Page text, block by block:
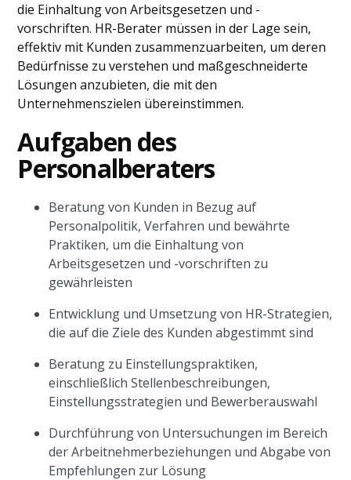
die Einhaltung von Arbeitsgesetzen und -
vorschriften. HR-Berater müssen in der Lage sein,
effektiv mit Kunden zusammenzuarbeiten, um deren
Bedürfnisse zu verstehen und maßgeschneiderte
Lösungen anzubieten, die mit den
Unternehmenszielen übereinstimmen.
Aufgaben des
Personalberaters
Beratung von Kunden in Bezug auf
Personalpolitik, Verfahren und bewährte
Praktiken, um die Einhaltung von
Arbeitsgesetzen und -vorschriften zu
gewährleisten
Entwicklung und Umsetzung von HR-Strategien,
die auf die Ziele des Kunden abgestimmt sind
Beratung zu Einstellungspraktiken,
einschließlich Stellenbeschreibungen,
Einstellungsstrategien und Bewerberauswahl
Durchführung von Untersuchungen im Bereich
der Arbeitnehmerbeziehungen und Abgabe von
Empfehlungen zur Lösung